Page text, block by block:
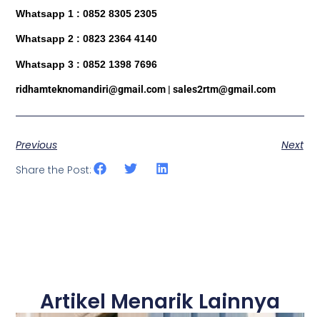
Whatsapp 1 : 0852 8305 2305
Whatsapp 2 : 0823 2364 4140
Whatsapp 3 : 0852 1398 7696
ridhamteknomandiri@gmail.com | sales2rtm@gmail.com
Previous
Next
Share the Post:
Artikel Menarik Lainnya